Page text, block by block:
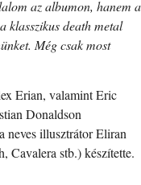
az albumon, hanem a
klasszikus death metal
Még csak most
Erian, valamint Eric
Donaldson
neves illusztrátor Eliran
Cavalera stb.) készítette.